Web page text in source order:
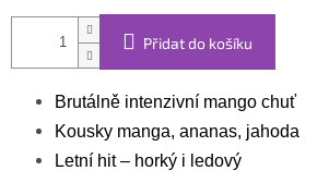
Přidat do košíku
Brutálně intenzivní mango chuť
Kousky manga, ananas, jahoda
Letní hit – horký i ledový